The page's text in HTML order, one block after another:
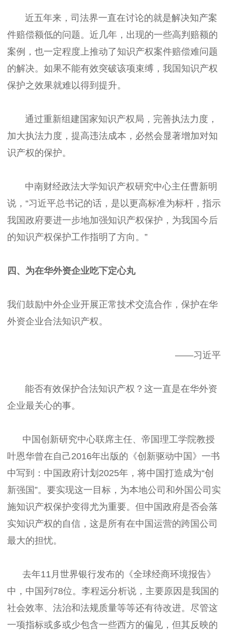
近五年来，司法界一直在讨论的就是解决知产案
件赔偿额低的问题。近几年，出现的一些高判赔额的
案例，也一定程度上推动了知识产权案件赔偿难问题
的解决。如果不能有效突破该项束缚，我国知识产权
保护之效果就难以得到提升。
通过重新组建国家知识产权局，完善执法力度，
加大执法力度，提高违法成本，必然会显著增加对知
识产权的保护。
中南财经政法大学知识产权研究中心主任曹新明
说，“习近平总书记的话，是以更高标准为标杆，指示
我国政府要进一步地加强知识产权保护，为我国今后
的知识产权保护工作指明了方向。”
四、为在华外资企业吃下定心丸
我们鼓励中外企业开展正常技术交流合作，保护在华
外资企业合法知识产权。
——习近平
能否有效保护合法知识产权？这一直是在华外资
企业最关心的事。
中国创新研究中心联席主任、帝国理工学院教授
叶恩华曾在自己2016年出版的《创新驱动中国》一书
中写到：中国政府计划2025年，将中国打造成为“创
新强国”。要实现这一目标，为本地公司和外国公司实
施知识产权保护变得尤为重要。但中国政府是否会落
实知识产权的自信，这是所有在中国运营的跨国公司
最大的担忧。
去年11月世界银行发布的《全球经商环境报告》
中，中国列78位。李程远分析说，主要原因是我国的
社会效率、法治和法规质量等等还有待改进。尽管这
一项指标或多或少包含一些西方的偏见，但其反映的